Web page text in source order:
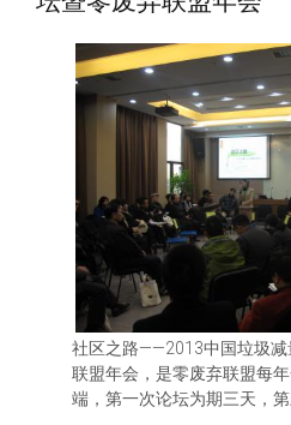
社区之路——2013中国垃圾减
联盟年会，是零废弃联盟每
端，第一次论坛为期三天，